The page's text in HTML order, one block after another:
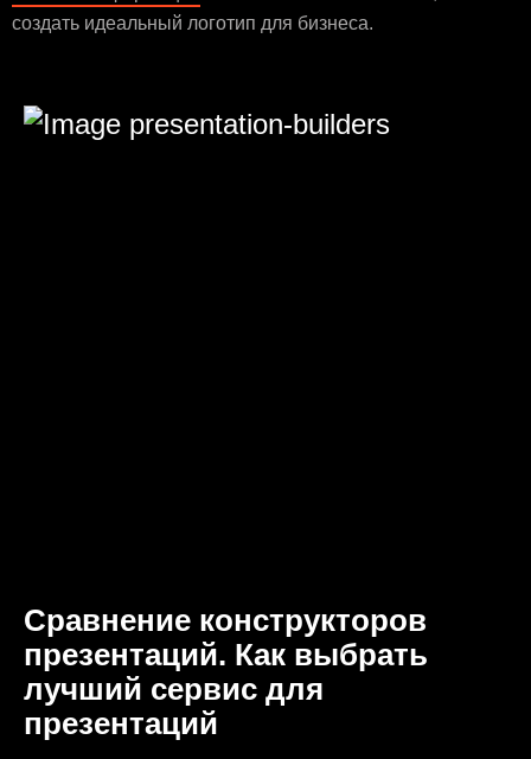
создать идеальный логотип для бизнеса.
Сравнение конструкторов
презентаций. Как выбрать
лучший сервис для
презентаций